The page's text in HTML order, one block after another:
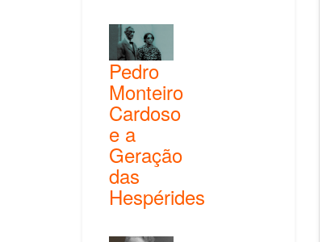
Pedro
Monteiro
Cardoso
e a
Geração
das
Hespérides